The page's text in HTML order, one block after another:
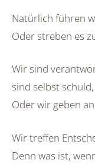
Natürlich führen
Oder streben es
Wir sind
sind selbst
Oder wir geben
Wir treffen
Denn was ist,